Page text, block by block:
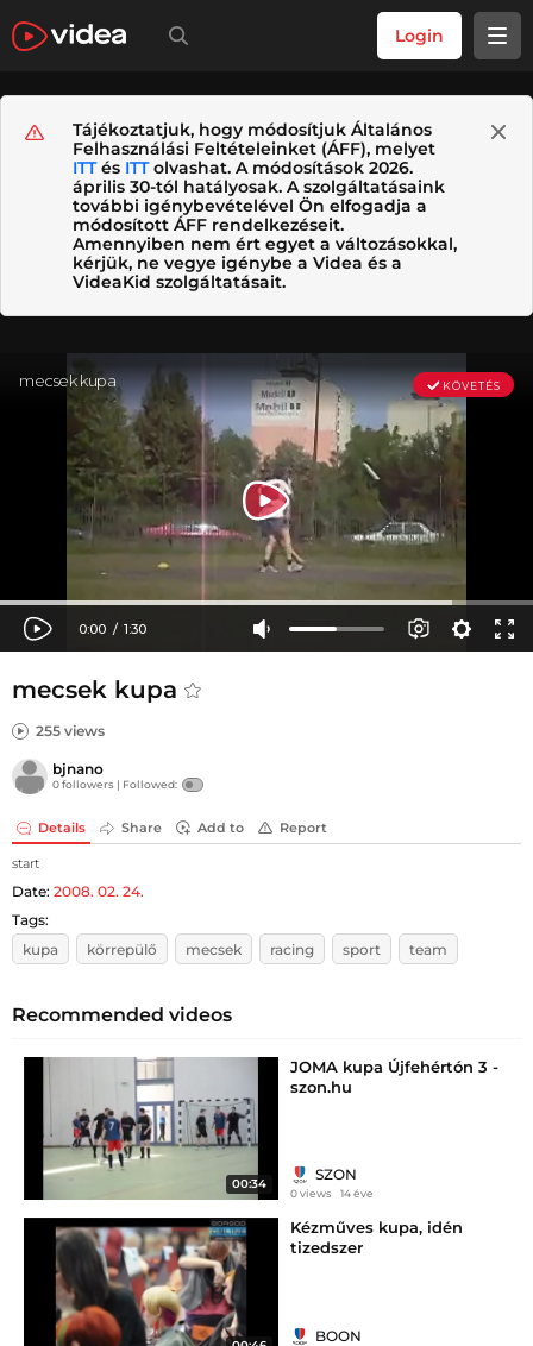
Login
Tájékoztatjuk, hogy módosítjuk Általános
Felhasználási Feltételeinket (ÁFF), melyet
ITTés ITTolvashat. A módosítások 2026.
április 30-tól hatályosak. A szolgáltatásaink
további igénybevételével Ön elfogadja a
módosított ÁFF rendelkezéseit.
Amennyiben nem ért egyet a változásokkal,
kérjük, ne vegye igénybe a Videa és a
VideaKid szolgáltatásait.
mecsek kupa
255 views
bjnano
0 followers | Followed:
Details Share Add to Report
start
Date: 2008. 02. 24.
Tags:
kupa
körrepülő mecsek racing sport team
Recommended videos
00:34
JOMA kupa Újfehértón 3 -
szon.hu
SZON
0 views 14 éve
Kézműves kupa, idén
tizedszer
BOON